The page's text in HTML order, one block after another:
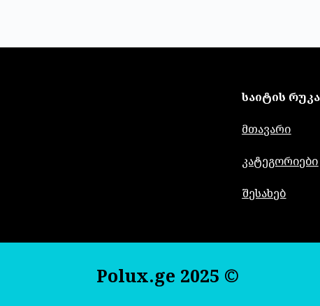
საიტის რუკა
მთავარი
კატეგორიები
შესახებ
Polux.ge 2025 ©